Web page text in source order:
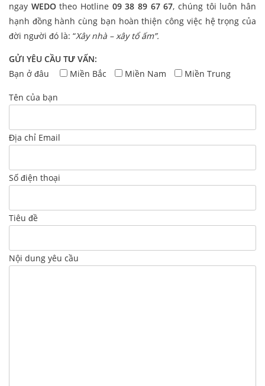
ngay WEDOtheo Hotline 09 38 89 67 67, chúng tôi luôn hân
hạnh đồng hành cùng bạn hoàn thiện công việc hệ trọng của
đời người đó là: “Xây nhà – xây tổ ấm”.
GỬI YÊU CẦU TƯ VẤN:
Bạn ở đâu
Miền Bắc Miền Nam Miền Trung
Tên của bạn
Địa chỉ Email
Số điện thoại
Tiêu đề
Nội dung yêu cầu